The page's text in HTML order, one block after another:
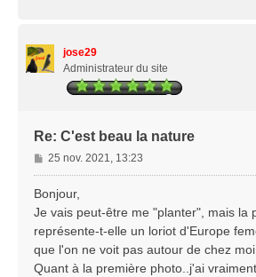
jose29
Administrateur du site
Re: C'est beau la nature
M
e
s
g
e
25 nov. 2021, 13:23
Bonjour,
Je vais peut-être me "planter", mais la
représente-t-elle un loriot d'Europe
que l'on ne voit pas autour de chez
Quant à la première photo..j'ai